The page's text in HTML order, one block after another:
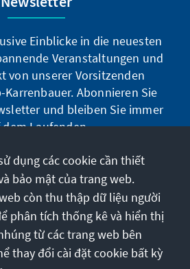
Einblicke in die neuesten
Veranstaltungen und
von unserer Vorsitzenden
Karrenbauer. Abonnieren Sie
und bleiben Sie immer
dem Laufenden.
abonnieren
tôi
dụng các cookie cần thiết
bảo mật của trang web.
còn thu thập dữ liệu người
phân tích thống kê và hiển thị
từ các trang web bên
thay đổi cài đặt cookie bất kỳ